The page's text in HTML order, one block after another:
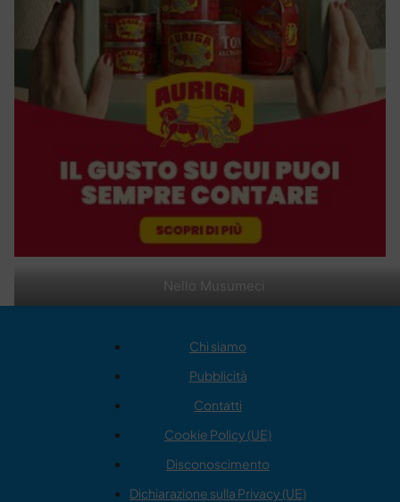
Nello Musumeci
Chi siamo
Pubblicità
Contatti
Cookie Policy (UE)
Disconoscimento
Dichiarazione sulla Privacy (UE)